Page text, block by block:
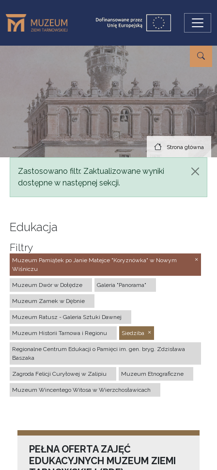
Strona główna
Komunikat
Zastosowano filtr. Zaktualizowane wyniki
dostępne w następnej sekcji.
Edukacja
Filtry
Muzeum Pamiątek po Janie Matejce "Koryznówka" w Nowym
Wiśniczu
Muzeum Dwór w Dołędze Galeria "Panorama"
Muzeum Zamek w Dębnie
Muzeum Ratusz - Galeria Sztuki Dawnej
Muzeum Historii Tarnowa i Regionu Siedziba
Regionalne Centrum Edukacji o Pamięci im. gen. bryg. Zdzisława
Baszaka
Zagroda Felicji Curyłowej w Zalipiu Muzeum Etnograficzne
Muzeum Wincentego Witosa w Wierzchosławicach
PEŁNA OFERTA ZAJĘĆ
EDUKACYJNYCH MUZEUM ZIEMI